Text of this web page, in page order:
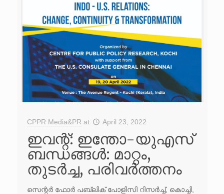
CPPR Media&PR at April 23, 2022
ഇവന്റ്: ഇന്തോ-യുഎസ്
ബന്ധങ്ങൾ: മാറ്റം,
തുടർച്ച, പരിവർത്തനം
സെന്റർ ഫോർ പബ്ലിക് പോളിസി റിസർച്ച്, കൊച്ചി,